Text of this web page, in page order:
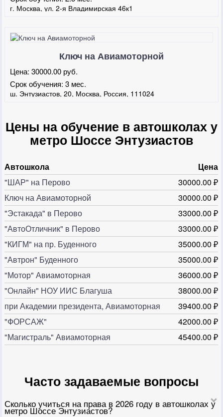
г. Москва, ул. 2-я Владимирская 46к1
Ключ на Авиамоторной
Цена:30000.00 руб.
Срок обучения:3 мес.
ш. Энтузиастов, 20, Москва, Россия, 111024
Цены на обучение в автошколах у
метро Шоссе Энтузиастов
Автошкола
Цена
"ШАР" на Перово
30000.00 ₽
Ключ на Авиамоторной
30000.00 ₽
"Эстакада" в Перово
33000.00 ₽
"АвтоОтличник" в Перово
33000.00 ₽
"КИГМ" на пр. Буденного
35000.00 ₽
"Автрон" Буденного
35000.00 ₽
"Мотор" Авиамоторная
36000.00 ₽
"Онлайн" НОУ ИИС Благуша
38000.00 ₽
при Академии президента, Авиамоторная
39400.00 ₽
"ФОРСАЖ"
42000.00 ₽
"Магистраль" Авиамоторная
45400.00 ₽
Часто задаваемые вопросы
Сколько учиться на права в 2026 году в автошколах у
метро Шоссе Энтузиастов?